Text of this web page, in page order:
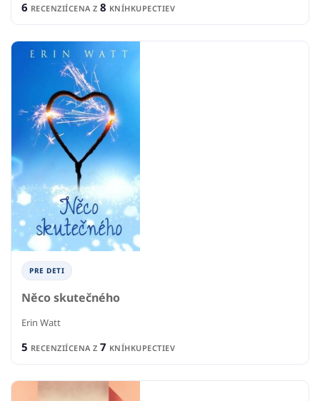
6 RECENZIÍCENA Z 8 KNÍHKUPECTIEV
PRE DETI
Něco skutečného
Erin Watt
5 RECENZIÍCENA Z 7 KNÍHKUPECTIEV